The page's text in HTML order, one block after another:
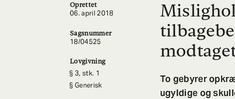
Oprettet
06. april 2018
Sagsnummer
18/04525
Lovgivning
3, stk. 1
Generisk
To gebyrer
ugyldige og